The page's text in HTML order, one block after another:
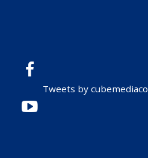
Tweets by cubemediaco